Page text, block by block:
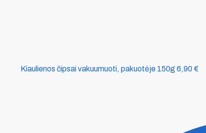
Kiaulienos čipsai vakuumuoti, pakuotėje 150g 6,90 €